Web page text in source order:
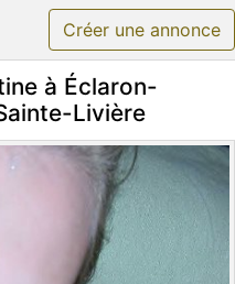
Créer une annonce
à Éclaron-
Livière